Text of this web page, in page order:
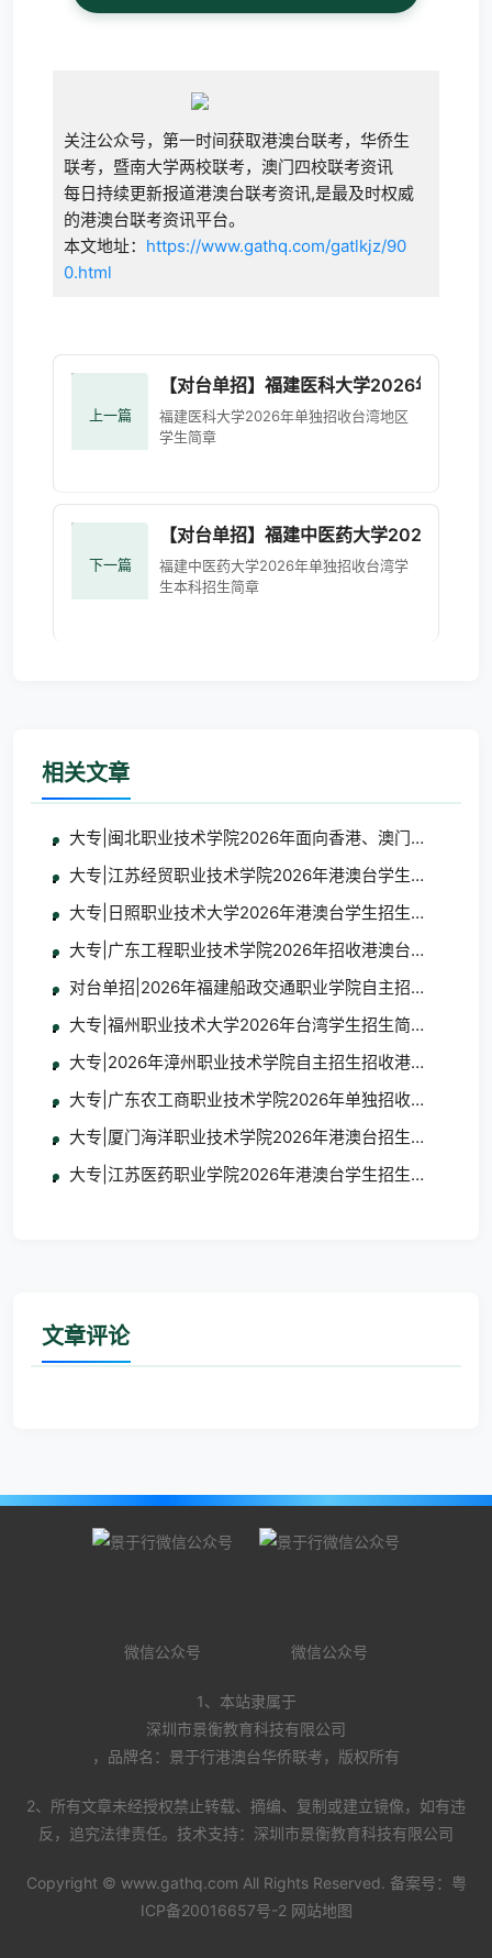
关注公众号，第一时间获取港澳台联考，华侨生
联考，暨南大学两校联考，澳门四校联考资讯
每日持续更新报道港澳台联考资讯,是最及时权威
的港澳台联考资讯平台。
本文地址： https://www.gathq.com/gatlkjz/90
0.html
上一篇
【对台单招】福建医科大学2026年单独
福建医科大学2026年单独招收台湾地区
学生简章
下一篇
【对台单招】福建中医药大学2026年单
福建中医药大学2026年单独招收台湾学
生本科招生简章
相关文章
大专|闽北职业技术学院2026年面向香港、澳门、台湾地
大专|江苏经贸职业技术学院2026年港澳台学生招生简章
大专|日照职业技术大学2026年港澳台学生招生简章
大专|广东工程职业技术学院2026年招收港澳台地区学生
对台单招|2026年福建船政交通职业学院自主招生招收台
大专|福州职业技术大学2026年台湾学生招生简章及报名表
大专|2026年漳州职业技术学院自主招生招收港澳台学生
大专|广东农工商职业技术学院2026年单独招收港澳台学
大专|厦门海洋职业技术学院2026年港澳台招生简章
大专|江苏医药职业学院2026年港澳台学生招生简章
文章评论
微信公众号 微信公众号
1、本站隶属于
深圳市景衡教育科技有限公司
，品牌名：景于行港澳台华侨联考，版权所有
2、所有文章未经授权禁止转载、摘编、复制或建立镜像，如有违
反，追究法律责任。技术支持：深圳市景衡教育科技有限公司
Copyright © www.gathq.com All Rights Reserved. 备案号： 粤
ICP备20016657号-2 网站地图